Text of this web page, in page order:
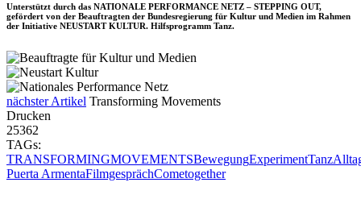
Unterstützt durch das NATIONALE PERFORMANCE NETZ – STEPPING OUT,
gefördert von der Beauftragten der Bundesregierung für Kultur und Medien im Rahmen
der Initiative NEUSTART KULTUR. Hilfsprogramm Tanz.
nächster Artikel Transforming Movements
Drucken
25362
TAGs:
TRANSFORMINGMOVEMENTSBewegungExperimentTanz
Puerta ArmentaFilmgesprächCometogether